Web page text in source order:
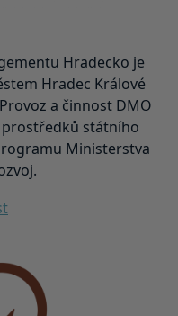
Hradecko je
Hradec Králové
a činnost DMO
státního
Ministerstva